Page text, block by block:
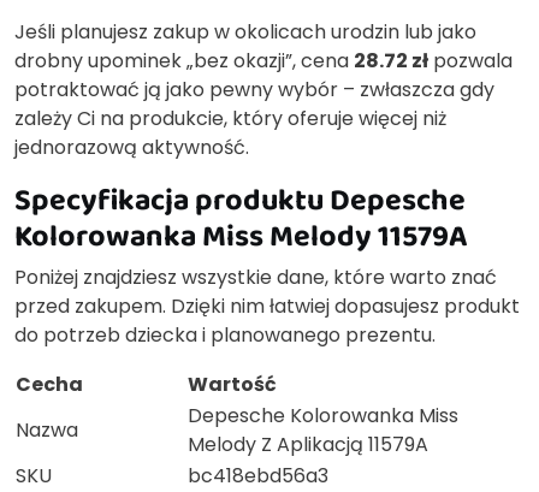
Jeśli planujesz zakup w okolicach urodzin lub jako
drobny upominek „bez okazji”, cena 28.72 zł pozwala
potraktować ją jako pewny wybór – zwłaszcza gdy
zależy Ci na produkcie, który oferuje więcej niż
jednorazową aktywność.
Specyfikacja produktu Depesche
Kolorowanka Miss Melody 11579A
Poniżej znajdziesz wszystkie dane, które warto znać
przed zakupem. Dzięki nim łatwiej dopasujesz produkt
do potrzeb dziecka i planowanego prezentu.
Cecha
Wartość
Nazwa
Depesche Kolorowanka Miss
Melody Z Aplikacją 11579A
SKU
bc418ebd56a3